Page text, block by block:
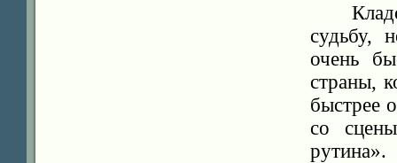
судьбу,
очень
страны,
быстрее
со
рутина».